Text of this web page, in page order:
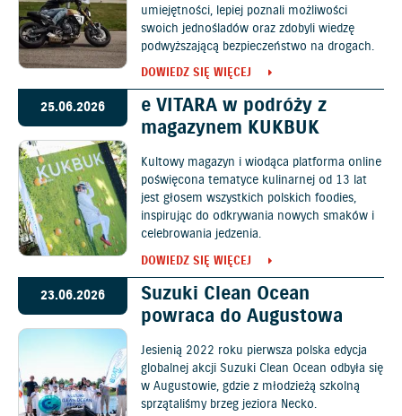
umiejętności, lepiej poznali możliwości
swoich jednośladów oraz zdobyli wiedzę
podwyższającą bezpieczeństwo na drogach.
DOWIEDZ SIĘ WIĘCEJ
25.06.2026
e VITARA w podróży z
magazynem KUKBUK
Kultowy magazyn i wiodąca platforma online
poświęcona tematyce kulinarnej od 13 lat
jest głosem wszystkich polskich foodies,
inspirując do odkrywania nowych smaków i
celebrowania jedzenia.
DOWIEDZ SIĘ WIĘCEJ
23.06.2026
Suzuki Clean Ocean
powraca do Augustowa
Jesienią 2022 roku pierwsza polska edycja
globalnej akcji Suzuki Clean Ocean odbyła się
w Augustowie, gdzie z młodzieżą szkolną
sprzątaliśmy brzeg jeziora Necko.